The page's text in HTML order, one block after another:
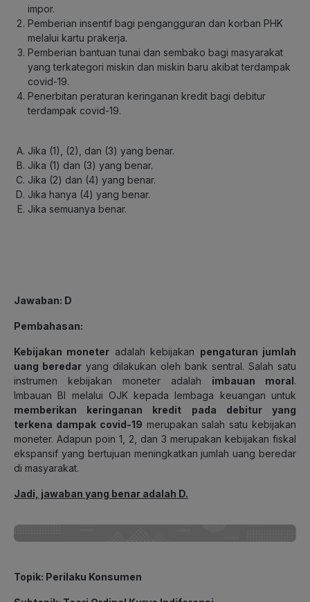
impor.
Pemberian insentif bagi pengangguran dan korban PHK
melalui kartu prakerja.
Pemberian bantuan tunai dan sembako bagi masyarakat
yang terkategori miskin dan miskin baru akibat terdampak
covid-19.
Penerbitan peraturan keringanan kredit bagi debitur
terdampak covid-19.
Jika (1), (2), dan (3) yang benar.
Jika (1) dan (3) yang benar.
Jika (2) dan (4) yang benar.
Jika hanya (4) yang benar.
Jika semuanya benar.
Jawaban: D
Pembahasan:
Kebijakan moneter adalah kebijakan pengaturan jumlah
uang beredar yang dilakukan oleh bank sentral. Salah satu
instrumen kebijakan moneter adalah imbauan moral.
Imbauan BI melalui OJK kepada lembaga keuangan untuk
memberikan keringanan kredit pada debitur yang
terkena dampak covid-19 merupakan salah satu kebijakan
moneter. Adapun poin 1, 2, dan 3 merupakan kebijakan fiskal
ekspansif yang bertujuan meningkatkan jumlah uang beredar
di masyarakat.
Jadi, jawaban yang benar adalah D.
Topik: Perilaku Konsumen